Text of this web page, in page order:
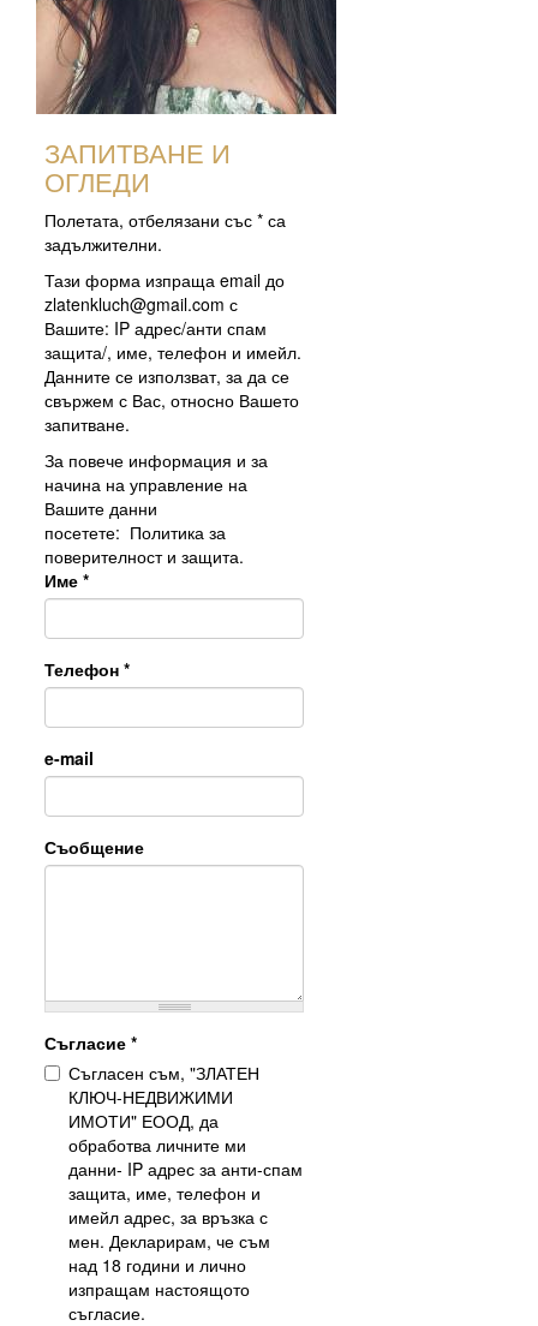
ЗАПИТВАНЕ И
ОГЛЕДИ
Полетата, отбелязани със * са
задължителни.
Тази форма изпраща email до
zlatenkluch@gmail.com с
Вашите: IP адрес/анти спам
защита/, име, телефон и имейл.
Данните се използват, за да се
свържем с Вас, относно Вашето
запитване.
За повече информация и за
начина на управление на
Вашите данни
посетете: Политика за
поверителност и защита.
Име *
Телефон *
e-mail
Съобщение
Съгласие *
Съгласен съм, "ЗЛАТЕН
КЛЮЧ-НЕДВИЖИМИ
ИМОТИ" ЕООД, да
обработва личните ми
данни- IP адрес за анти-спам
защита, име, телефон и
имейл адрес, за връзка с
мен. Декларирам, че съм
над 18 години и лично
изпращам настоящото
съгласие.